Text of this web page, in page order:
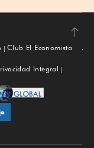
Subir
Club El Economista
Integral